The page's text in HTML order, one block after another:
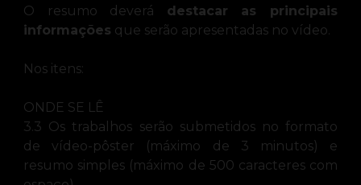
O resumo deverá destacar as principais
informações que serão apresentadas no vídeo.
Nos itens:
ONDE SE LÊ
3.3 Os trabalhos serão submetidos no formato
de vídeo-pôster (máximo de 3 minutos) e
resumo simples (máximo de 500 caracteres com